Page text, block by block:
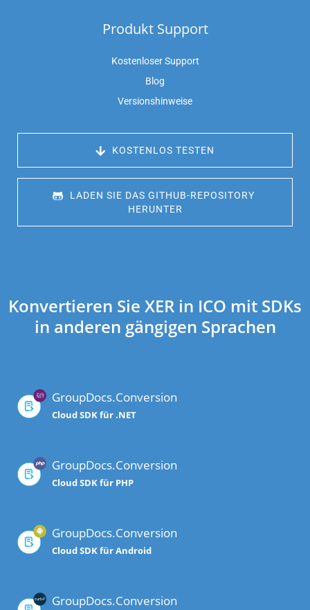
Produkt Support
Kostenloser Support
Blog
Versionshinweise
KOSTENLOS TESTEN
LADEN SIE DAS GITHUB-REPOSITORY
HERUNTER
Konvertieren Sie XER in ICO mit SDKs
in anderen gängigen Sprachen
GroupDocs.Conversion
Cloud SDK für .NET
GroupDocs.Conversion
Cloud SDK für PHP
GroupDocs.Conversion
Cloud SDK für Android
GroupDocs.Conversion